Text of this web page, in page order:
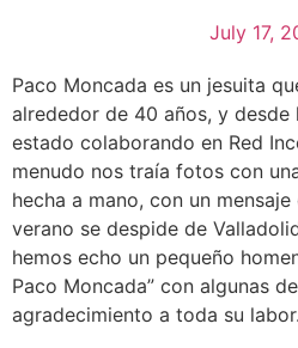
July 17,
Paco Moncada es un jesuita
alrededor de 40 años, y desde
estado colaborando en Red
menudo nos traía fotos con
hecha a mano, con un
verano se despide de
hemos echo un pequeño
Paco Moncada” con algunas
agradecimiento a toda su labor.